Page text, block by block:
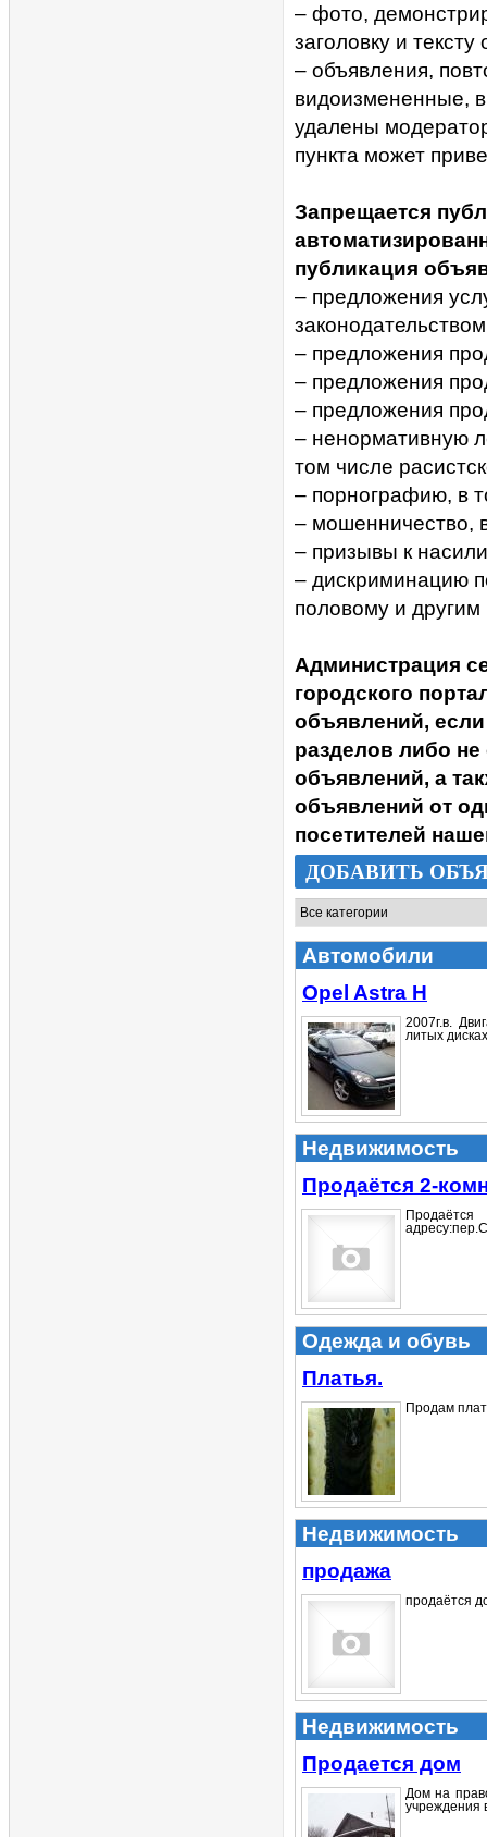
– фото,
заголовку и
– объявления,
видоизмененные,
удалены
пункта может
Запрещается
публикация
– предложения
– предложения
– предложения
– предложения
– ненормативную
том числе
– порнографию, в
– мошенничество,
– призывы к
– дискриминацию
половому и другим
Администрация
городского
объявлений,
разделов либо
объявлений, а
объявлений от
посетителей
ДОБАВИТЬ
Автомобили
Opel Astra H
2007г.в.
литых
Недвижимость
Продаётся 2-
Одежда и обувь
Платья.
Продам
Недвижимость
продажа
продаётся
Недвижимость
Продается дом
Дом на
учреждения